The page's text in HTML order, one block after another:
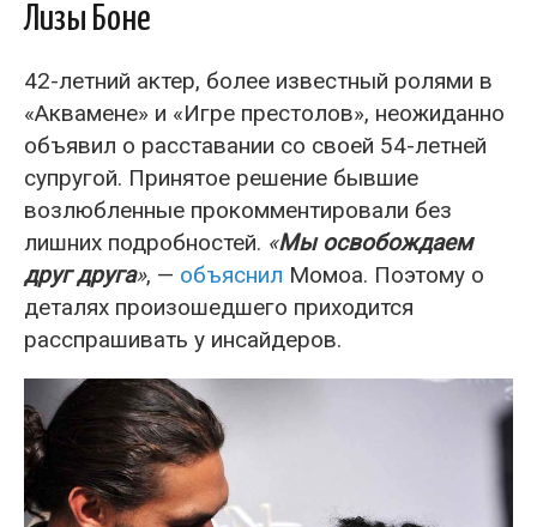
Лизы Боне
42-летний актер, более известный ролями в
«Аквамене» и «Игре престолов», неожиданно
объявил о расставании со своей 54-летней
супругой. Принятое решение бывшие
возлюбленные прокомментировали без
лишних подробностей. «Мы освобождаем
друг друга», — объяснил Момоа. Поэтому о
деталях произошедшего приходится
расспрашивать у инсайдеров.